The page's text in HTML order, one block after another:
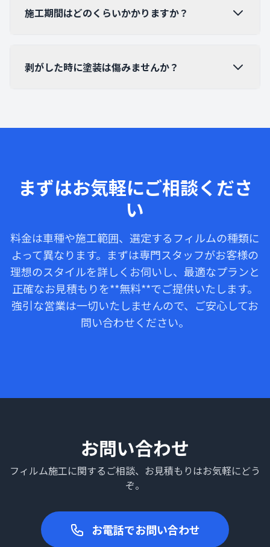
施工期間はどのくらいかかりますか？
剥がした時に塗装は傷みませんか？
まずはお気軽にご相談くださ
い
料金は車種や施工範囲、選定するフィルムの種類に
よって異なります。まずは専門スタッフがお客様の
理想のスタイルを詳しくお伺いし、最適なプランと
正確なお見積もりを**無料**でご提供いたします。
強引な営業は一切いたしませんので、ご安心してお
問い合わせください。
お問い合わせ
フィルム施工に関するご相談、お見積もりはお気軽にどう
ぞ。
お電話でお問い合わせ